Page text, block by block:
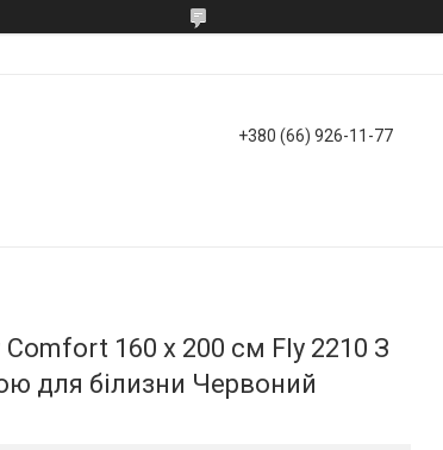
+380 (66) 926-11-77
160 х 200 см Fly 2210 З
для білизни Червоний